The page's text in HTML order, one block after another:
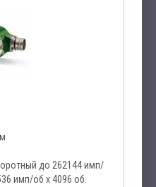
до 262144 имп/
имп/об х 4096 об.